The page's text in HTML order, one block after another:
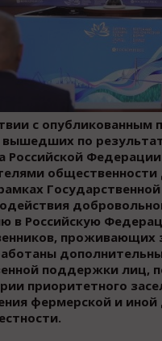
с опубликованным
вышедших по
Российской Федерации
общественности
в Российскую
проживающих
поддержки лиц,
приоритетного
фермерской и иной